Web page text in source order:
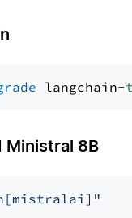
langchain-
Ministral 8B